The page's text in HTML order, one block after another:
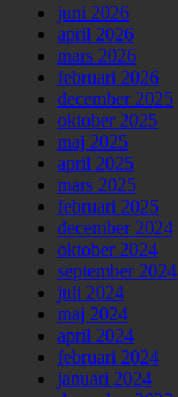
juni 2026
april 2026
mars 2026
februari 2026
december 2025
oktober 2025
maj 2025
april 2025
mars 2025
februari 2025
december 2024
oktober 2024
september 2024
juli 2024
maj 2024
april 2024
februari 2024
januari 2024